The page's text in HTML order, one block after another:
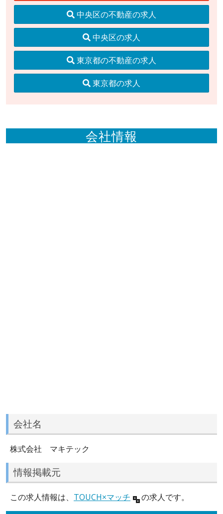
中央区の不動産の求人
中央区の求人
東京都の不動産の求人
東京都の求人
会社情報
会社名
株式会社 マキテック
情報掲載元
この求人情報は、 TOUCH×マッチ の求人です。